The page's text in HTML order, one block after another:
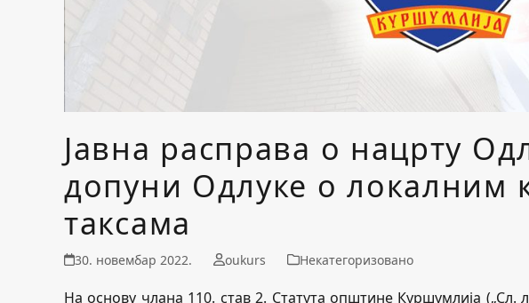
Јавна расправа о нацрту
допуни Одлуке о локалним
таксама
30. новембар 2022. oukurs Некатегоризовано
На основу члана 110. став 2. Статута општине Куршумлија („Сл.